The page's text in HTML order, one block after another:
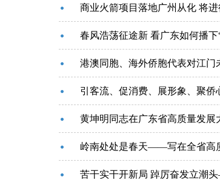
商业火箭项目落地广州从化 将
春风浩荡征途新 看广东如何播
港澳同胞、海外侨胞代表对江门
引客流、促消费、展形象、聚侨
黄坤明同志在广东省高质量发展
岭南处处是春天——写在全省高
苦干实干开新局 踔厉奋发立潮